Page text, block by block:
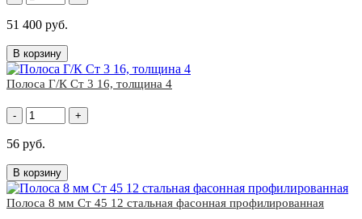
51 400 руб.
В корзину
Полоса Г/К Ст 3 16, толщина 4
- +
56 руб.
В корзину
Полоса 8 мм Ст 45 12 стальная фасонная профилированная